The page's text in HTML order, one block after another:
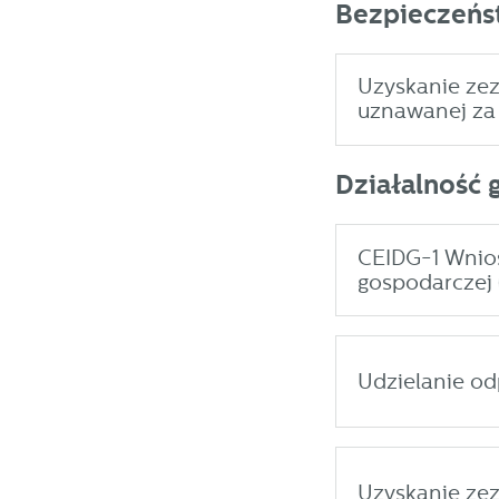
Uzyskanie
uznawanej
Działalność
CEIDG-1
gospodarczej
Udzielanie
Uzyskanie
je
i